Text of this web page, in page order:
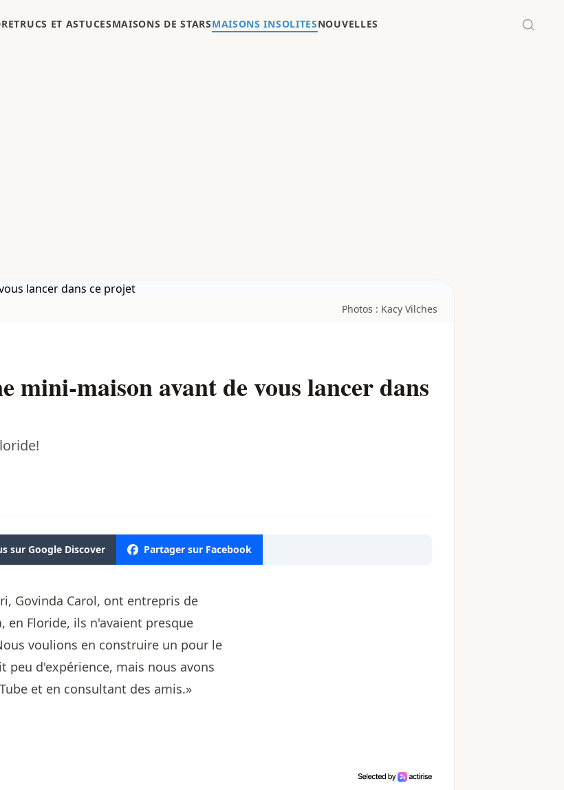
TRUCS ET ASTUCESMAISONS DE STARSMAISONS INSOLITESNOUVELLES
Photos : Kacy Vilches
mini-maison avant de vous lancer dans
sur Google Discover Partager sur Facebook
Govinda Carol, ont entrepris de
en Floride, ils n'avaient presque
voulions en construire un pour le
peu d'expérience, mais nous avons
et en consultant des amis.»